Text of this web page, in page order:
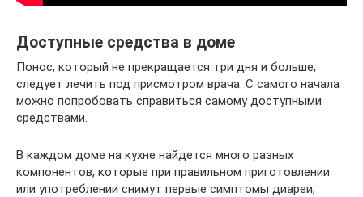
Доступные средства в доме
Понос, который не прекращается три дня и больше,
следует лечить под присмотром врача. С самого начала
можно попробовать справиться самому доступными
средствами.
В каждом доме на кухне найдется много разных
компонентов, которые при правильном приготовлении
или употреблении снимут первые симптомы диареи,